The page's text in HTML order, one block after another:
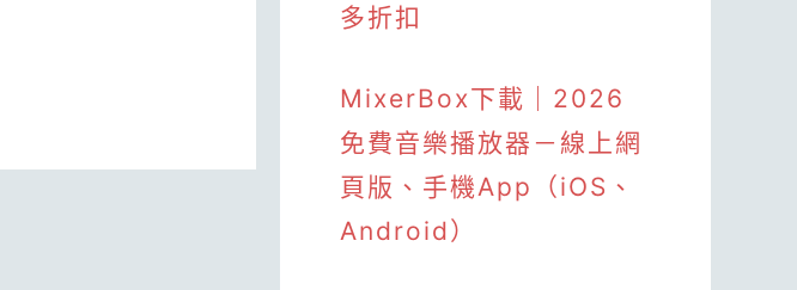
多折扣
MixerBox下載｜2026
免費音樂播放器－線上網
頁版、手機App（iOS、
Android）